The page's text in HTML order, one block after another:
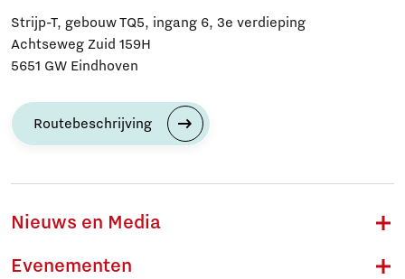
Strijp-T, gebouw TQ5, ingang 6, 3e verdieping
Achtseweg Zuid 159H
5651 GW Eindhoven
Routebeschrijving
Nieuws en Media
Evenementen